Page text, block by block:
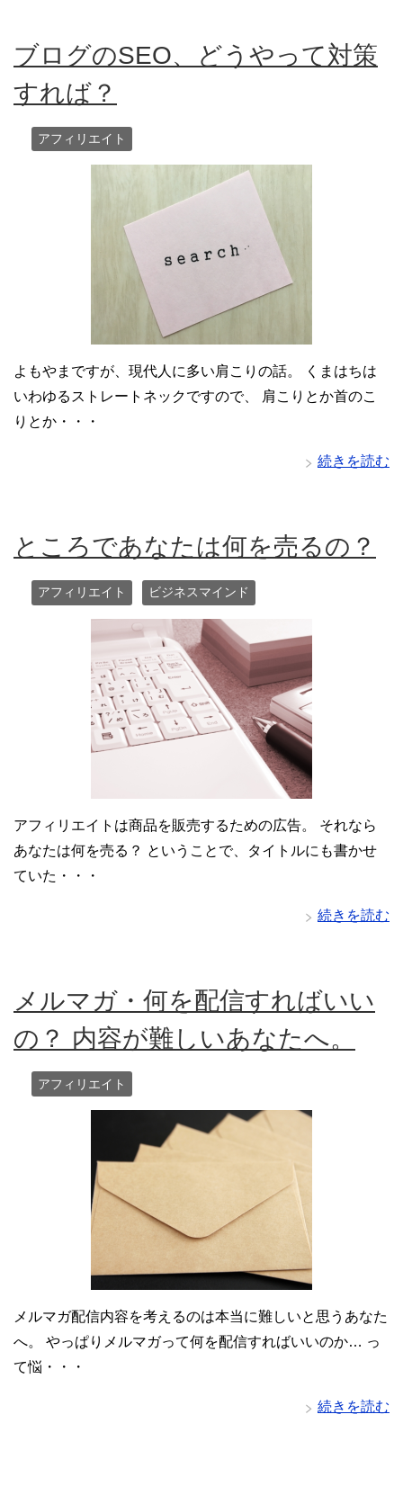
ブログのSEO、どうやって対策
すれば？
アフィリエイト
よもやまですが、現代人に多い肩こりの話。 くまはちは
いわゆるストレートネックですので、 肩こりとか首のこ
りとか・・・
続きを読む
ところであなたは何を売るの？
アフィリエイト ビジネスマインド
アフィリエイトは商品を販売するための広告。 それなら
あなたは何を売る？ ということで、タイトルにも書かせ
ていた・・・
続きを読む
メルマガ・何を配信すればいい
の？ 内容が難しいあなたへ。
アフィリエイト
メルマガ配信内容を考えるのは本当に難しいと思うあなた
へ。 やっぱりメルマガって何を配信すればいいのか… っ
て悩・・・
続きを読む